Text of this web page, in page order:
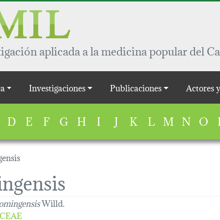
aplicada a la medicina popular del
Investigaciones Publicaciones Actores
D E F G H I J K L M N O
Willd.